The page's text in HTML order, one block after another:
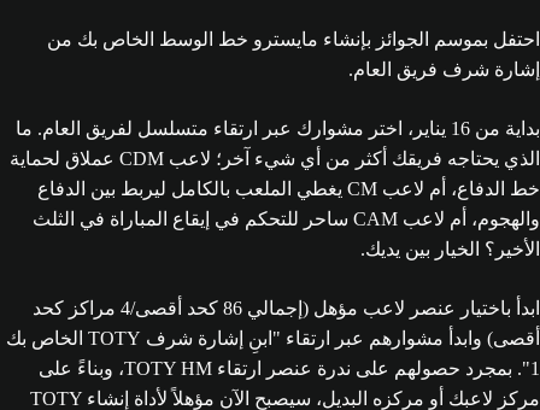
احتفل بموسم الجوائز بإنشاء مايسترو خط الوسط الخاص بك من
إشارة شرف فريق العام.
بداية من 16 يناير، اختر مشوارك عبر ارتقاء متسلسل لفريق العام. ما
الذي يحتاجه فريقك أكثر من أي شيء آخر؛ لاعب CDM عملاق لحماية
خط الدفاع، أم لاعب CM يغطي الملعب بالكامل ليربط بين الدفاع
والهجوم، أم لاعب CAM ساحر للتحكم في إيقاع المباراة في الثلث
الأخير؟ الخيار بين يديك.
ابدأ باختيار عنصر لاعب مؤهل (إجمالي 86 كحد أقصى/4 مراكز كحد
أقصى) وابدأ مشوارهم عبر ارتقاء "ابنِ إشارة شرف TOTY الخاص بك
1". بمجرد حصولهم على ندرة عنصر ارتقاء TOTY HM‏، وبناءً على
مركز لاعبك أو مركزه البديل، سيصبح الآن مؤهلاً لأداة إنشاء TOTY